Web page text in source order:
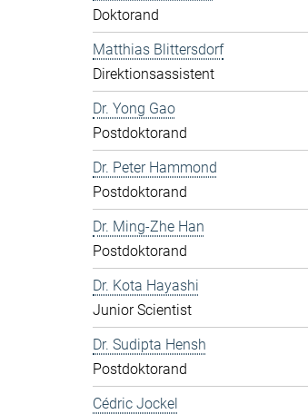
Doktorand
Matthias Blittersdorf
Direktionsassistent
Dr. Yong Gao
Postdoktorand
Dr. Peter Hammond
Postdoktorand
Dr. Ming-Zhe Han
Postdoktorand
Dr. Kota Hayashi
Junior Scientist
Dr. Sudipta Hensh
Postdoktorand
Cédric Jockel